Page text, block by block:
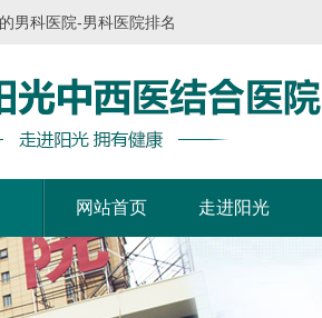
男科医院-男科医院排名
网站首页 走进阳光